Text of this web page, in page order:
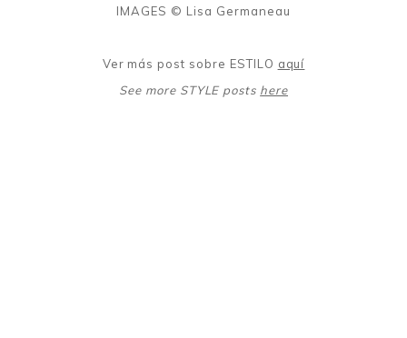
IMAGES © Lisa Germaneau
Ver más post sobre ESTILO aquí
See more STYLE posts here